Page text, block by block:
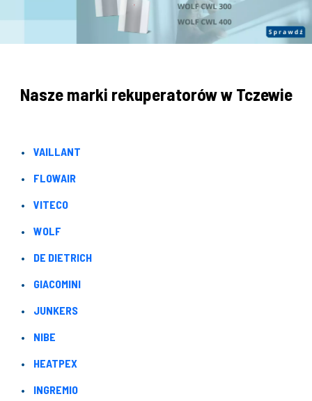
Nasze marki rekuperatorów w Tczewie
VAILLANT
FLOWAIR
VITECO
WOLF
DE DIETRICH
GIACOMINI
JUNKERS
NIBE
HEATPEX
INGREMIO